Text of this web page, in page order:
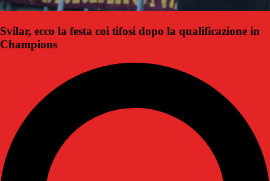
Svilar, ecco la festa coi tifosi dopo la qualificazione in
Champions